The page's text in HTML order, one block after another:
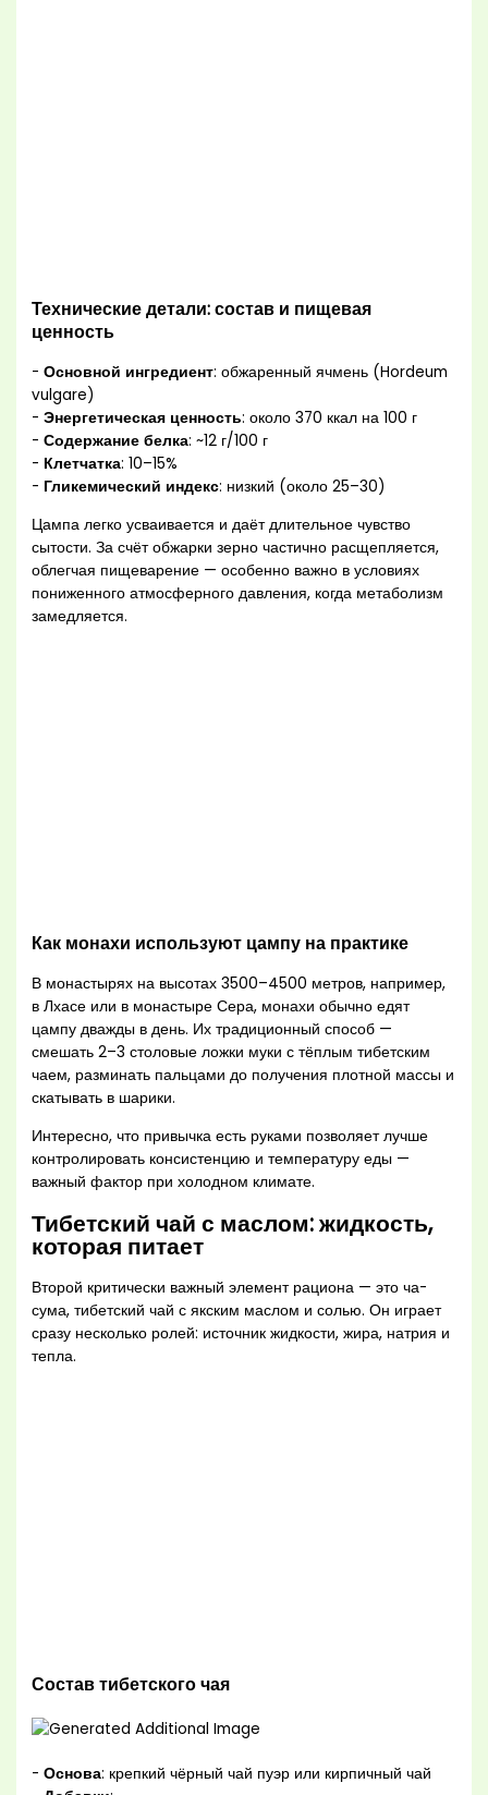
Технические детали: состав и пищевая
ценность
-Основной ингредиент: обжаренный ячмень (Hordeum
vulgare)
-Энергетическая ценность: около 370 ккал на 100 г
-Содержание белка: ~12 г/100 г
- Клетчатка: 10–15%
- Гликемический индекс: низкий (около 25–30)
Цампа легко усваивается и даёт длительное чувство
сытости. За счёт обжарки зерно частично расщепляется,
облегчая пищеварение — особенно важно в условиях
пониженного атмосферного давления, когда метаболизм
замедляется.
Как монахи используют цампу на практике
В монастырях на высотах 3500–4500 метров, например,
в Лхасе или в монастыре Сера, монахи обычно едят
цампу дважды в день. Их традиционный способ —
смешать 2–3 столовые ложки муки с тёплым тибетским
чаем, разминать пальцами до получения плотной массы и
скатывать в шарики.
Интересно, что привычка есть руками позволяет лучше
контролировать консистенцию и температуру еды —
важный фактор при холодном климате.
Тибетский чай с маслом: жидкость,
которая питает
Второй критически важный элемент рациона — это ча-
сума, тибетский чай с якским маслом и солью. Он играет
сразу несколько ролей: источник жидкости, жира, натрия и
тепла.
Состав тибетского чая
-Основа: крепкий чёрный чай пуэр или кирпичный чай